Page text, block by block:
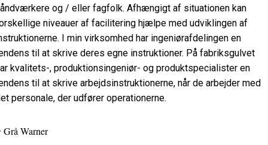
og / eller fagfolk. Afhængigt af situationen kan
niveauer af facilitering hjælpe med udviklingen af
I min virksomhed har ingeniørafdelingen en
til at skrive deres egne instruktioner. På fabriksgulvet
kvalitets-, produktionsingeniør- og produktspecialister en
til at skrive arbejdsinstruktionerne, når de arbejder med
personale, der udfører operationerne.
Grå Warner